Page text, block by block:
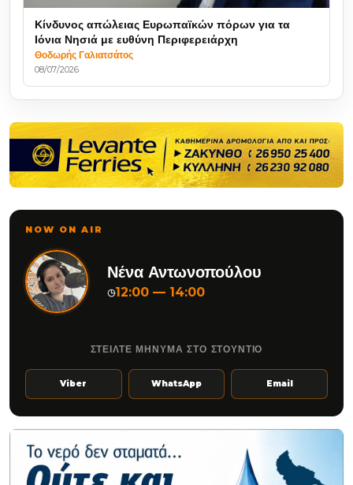
Κίνδυνος απώλειας Ευρωπαϊκών πόρων για τα
Ιόνια Νησιά με ευθύνη Περιφερειάρχη
Θοδωρής Γαλιατσάτος
08/07/2026
NOW ON AIR
Νένα Αντωνοπούλου
◷12:00 — 14:00
ΣΤΕΙΛΤΕ ΜΗΝΥΜΑ ΣΤΟ ΣΤΟΥΝΤΙΟ
Viber WhatsApp Email